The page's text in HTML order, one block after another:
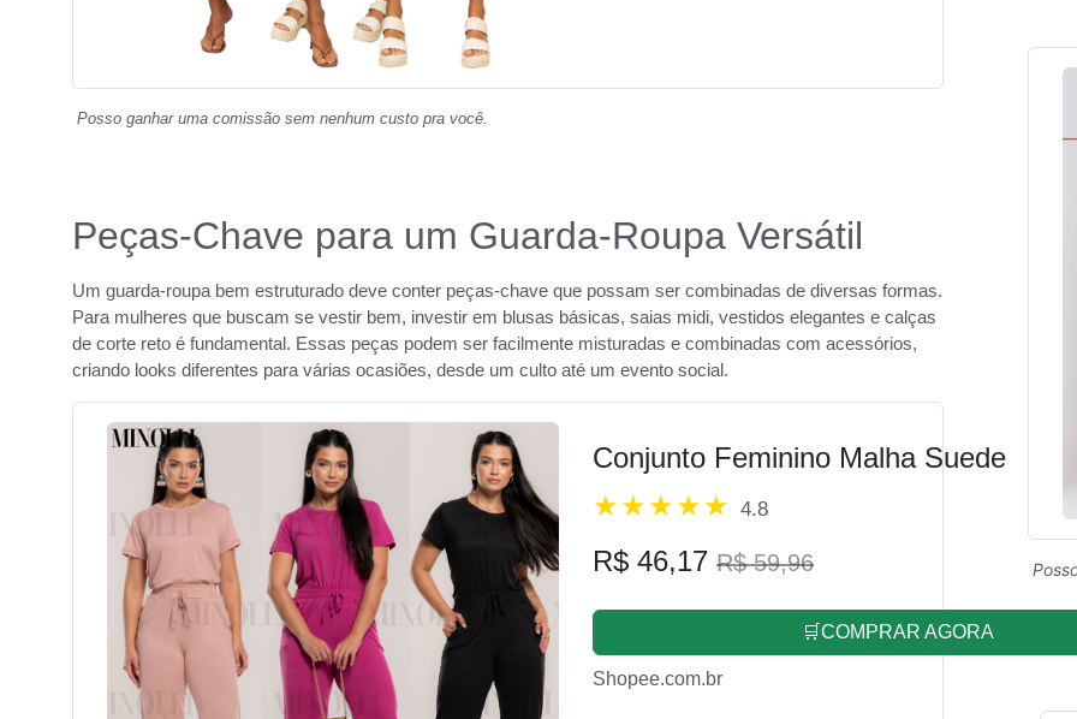
Posso ganhar uma comissão sem nenhum custo pra você.
Peças-Chave para um Guarda-Roupa Versátil
Um guarda-roupa bem estruturado deve conter peças-chave que possam ser combinadas de diversas formas.
Para mulheres que buscam se vestir bem, investir em blusas básicas, saias midi, vestidos elegantes e calças
de corte reto é fundamental. Essas peças podem ser facilmente misturadas e combinadas com acessórios,
criando looks diferentes para várias ocasiões, desde um culto até um evento social.
Conjunto Feminino Malha Suede
4.8
R$ 46,17 R$ 59,96
🛒COMPRAR AGORA
Shopee.com.br